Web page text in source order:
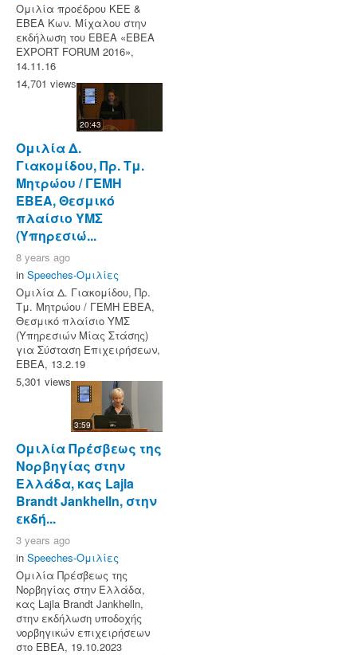
Ομιλία προέδρου ΚΕΕ &
ΕΒΕΑ Κων. Μίχαλου στην
εκδήλωση του ΕΒΕΑ «ΕΒΕΑ
EXPORT FORUM 2016»,
14.11.16
14,701 views
20:43
Ομιλία Δ.
Γιακομίδου, Πρ. Τμ.
Μητρώου / ΓΕΜΗ
ΕΒΕΑ, Θεσμικό
πλαίσιο ΥΜΣ
(Υπηρεσιώ...
8 years ago
in Speeches-Ομιλίες
Ομιλία Δ. Γιακομίδου, Πρ.
Τμ. Μητρώου / ΓΕΜΗ ΕΒΕΑ,
Θεσμικό πλαίσιο ΥΜΣ
(Υπηρεσιών Μίας Στάσης)
για Σύσταση Επιχειρήσεων,
ΕΒΕΑ, 13.2.19
5,301 views
3:59
Ομιλία Πρέσβεως της
Νορβηγίας στην
Ελλάδα, κας Lajla
Brandt Jankhelln, στην
εκδή...
3 years ago
in Speeches-Ομιλίες
Ομιλία Πρέσβεως της
Νορβηγίας στην Ελλάδα,
κας Lajla Brandt Jankhelln,
στην εκδήλωση υποδοχής
νορβηγικών επιχειρήσεων
στο ΕΒΕΑ, 19.10.2023